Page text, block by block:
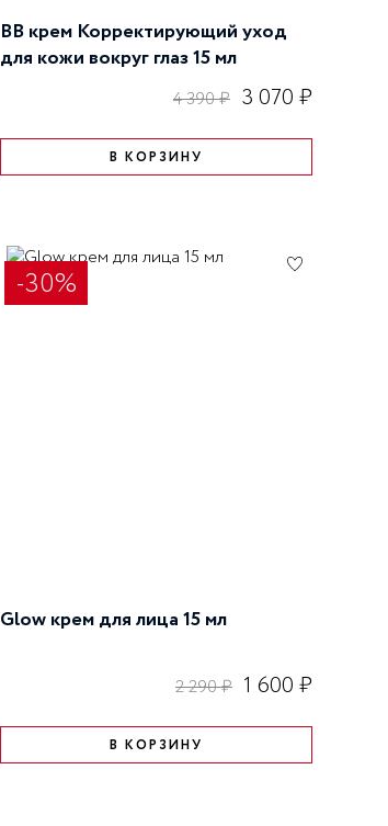
BB крем Корректирующий уход
для кожи вокруг глаз 15 мл
4 390 ₽ 3 070 ₽
В КОРЗИНУ
-30%
Glow крем для лица 15 мл
2 290 ₽ 1 600 ₽
В КОРЗИНУ